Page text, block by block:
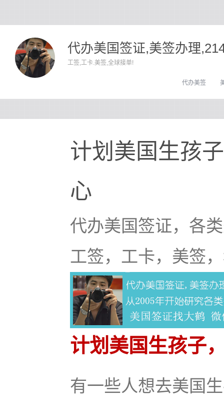
代办美国签证,美签办理
工签,工卡.美签,全球接单!
代办美签
计划美国生孩
心
代办美国签证，各
工签，工卡，美签
计划美国生孩子
有一些人想去美国